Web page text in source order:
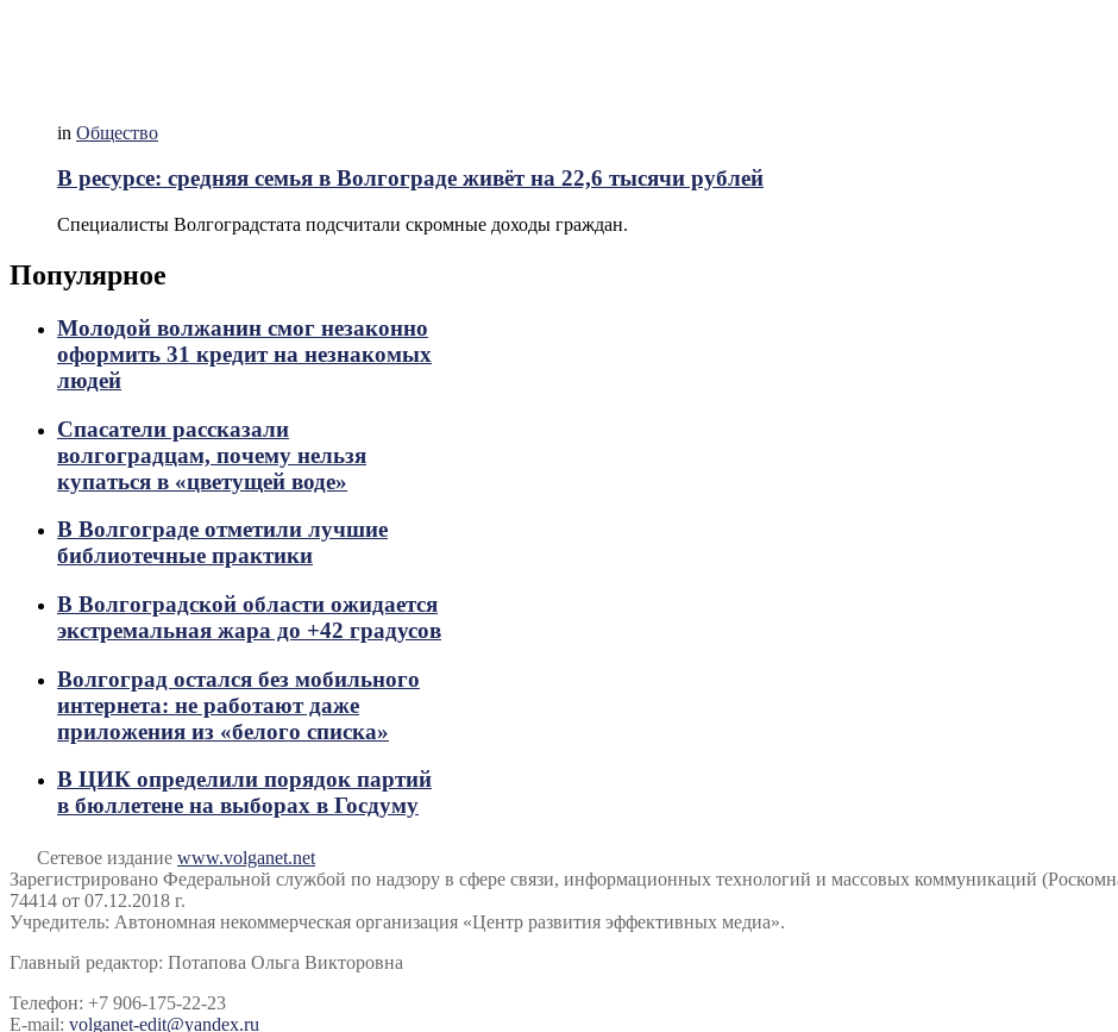
in Общество
В ресурсе: средняя семья в Волгограде живёт на 22,6 тысячи рублей
Специалисты Волгоградстата подсчитали скромные доходы граждан.
Популярное
Молодой волжанин смог незаконно
оформить 31 кредит на незнакомых
людей
Спасатели рассказали
волгоградцам, почему нельзя
купаться в «цветущей воде»
В Волгограде отметили лучшие
библиотечные практики
В Волгоградской области ожидается
экстремальная жара до +42 градусов
Волгоград остался без мобильного
интернета: не работают даже
приложения из «белого списка»
В ЦИК определили порядок партий
в бюллетене на выборах в Госдуму
Сетевое издание www.volganet.net
Зарегистрировано Федеральной службой по надзору в сфере связи, информационных технологий и массовых коммуникаций
74414 от 07.12.2018 г.
Учредитель: Автономная некоммерческая организация «Центр развития эффективных медиа».
Главный редактор: Потапова Ольга Викторовна
Телефон: +7 906-175-22-23
E-mail: volganet-edit@yandex.ru